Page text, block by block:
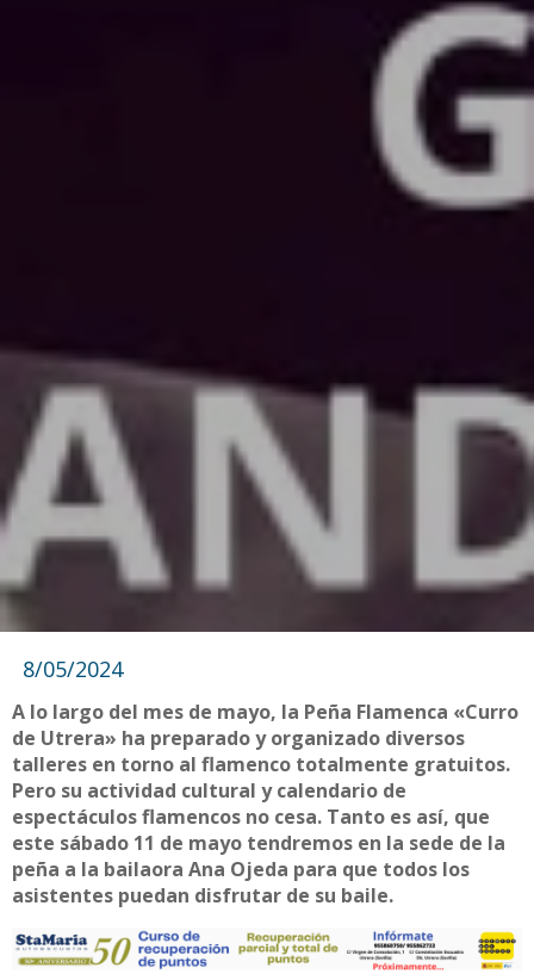
8/05/2024
A lo largo del mes de mayo, la Peña Flamenca «Curro
de Utrera» ha preparado y organizado diversos
talleres en torno al flamenco totalmente gratuitos.
Pero su actividad cultural y calendario de
espectáculos flamencos no cesa. Tanto es así, que
este sábado 11 de mayo tendremos en la sede de la
peña a la bailaora Ana Ojeda para que todos los
asistentes puedan disfrutar de su baile.